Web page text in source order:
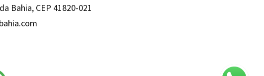
Bahia, CEP 41820-021